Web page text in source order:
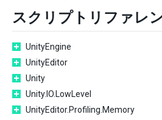
スクリプトリファレ
UnityEngine
UnityEditor
Unity
Unity.IO.LowLevel
UnityEditor.Profiling.Memory